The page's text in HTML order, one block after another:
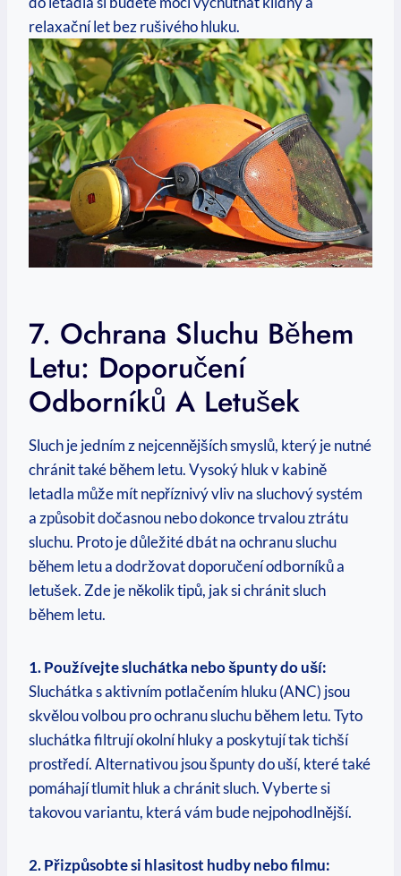
relaxační let bez rušivého hluku.
7. Ochrana Sluchu Během
Letu: Doporučení
Odborníků A Letušek
Sluch je jedním z nejcennějších smyslů, který je nutné
chránit také během letu. Vysoký hluk v kabině
letadla může mít nepříznivý vliv na sluchový systém
a způsobit dočasnou nebo dokonce trvalou ztrátu
sluchu. Proto je důležité dbát na ochranu sluchu
během letu a dodržovat doporučení odborníků a
letušek. Zde je několik tipů, jak si chránit sluch
během letu.
1. Používejte sluchátka nebo špunty do uší:
Sluchátka s aktivním potlačením hluku (ANC) jsou
skvělou volbou pro ochranu sluchu během letu. Tyto
sluchátka filtrují okolní hluky a poskytují tak tichší
prostředí. Alternativou jsou špunty do uší, které také
pomáhají tlumit hluk a chránit sluch. Vyberte si
takovou variantu, která vám bude nejpohodlnější.
2. Přizpůsobte si hlasitost hudby nebo filmu: